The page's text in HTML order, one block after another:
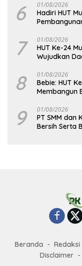
6 01/08/2026
Hadiri HUT
7 01/08/2026
HUT Ke-24
Wujudkan
8 01/08/2026
Bebie: HUT
Membangun
9 01/08/2026
PT SMM dan
Bersih Serta
Beranda Redaksi
Disclaimer